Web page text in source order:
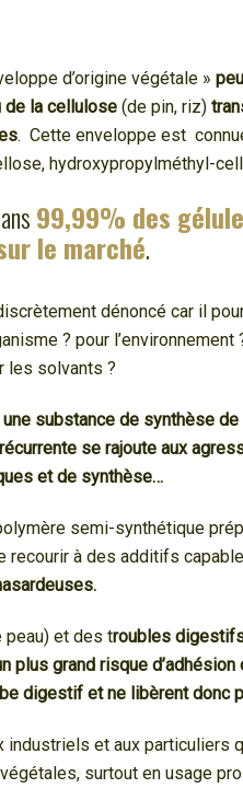
d’origine végétale »
de la cellulose (de pin, riz)
. Cette enveloppe est
hydroxypropylméthyl-
99,99% des
le marché.
dénoncé car il
? pour
les solvants ?
substance de synthèse
se rajoute aux
et de synthèse…
semi-synthétique
recourir à des additifs
peau) et des troubles
plus grand risque
digestif et ne libèrent donc
industriels et aux
surtout en usage